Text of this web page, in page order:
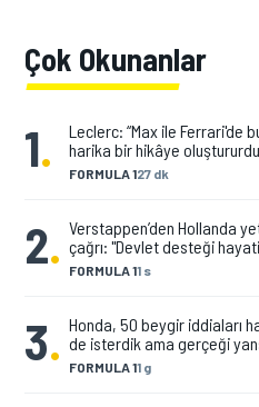
Çok Okunanlar
1. FORMULA 127 dk
Leclerc: “Max ile Ferrari'de
harika bir hikâye
2. FORMULA 11 s
Verstappen’den Hollanda
çağrı: "Devlet desteği
3. FORMULA 11 g
Honda, 50 beygir iddiaları
de isterdik ama gerçeği